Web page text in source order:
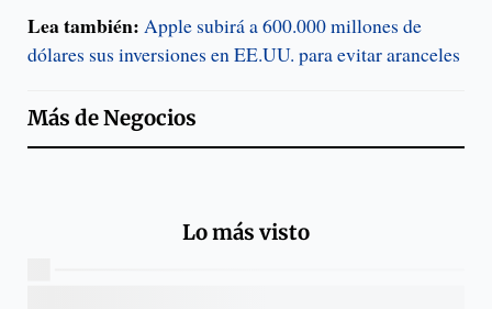
Lea también: Apple subirá a 600.000 millones de
dólares sus inversiones en EE.UU. para evitar aranceles
Más deNegocios
Lo más visto